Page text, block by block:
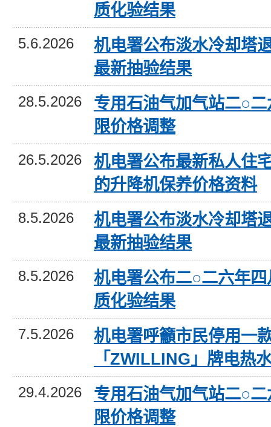
质化验结果
5.6.2026
机电署公布淡水冷却塔
最新抽验结果
28.5.2026
专用石油气加气站二○
限价格调整
26.5.2026
机电署公布最新私人住
的升降机保养价格资料
8.5.2026
机电署公布淡水冷却塔
最新抽验结果
8.5.2026
机电署公布二○二六年
质化验结果
7.5.2026
机电署呼籲市民停用一
「ZWILLING」牌电热
29.4.2026
专用石油气加气站二○
限价格调整